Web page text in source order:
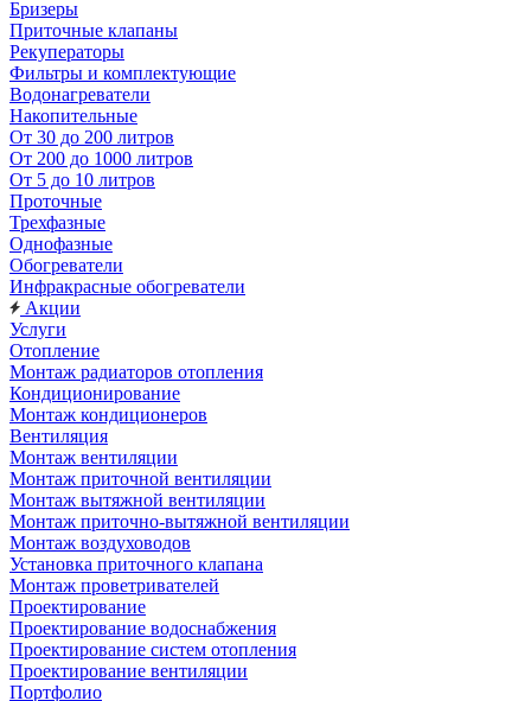
Бризеры
Приточные клапаны
Рекуператоры
Фильтры и комплектующие
Водонагреватели
Накопительные
От 30 до 200 литров
От 200 до 1000 литров
От 5 до 10 литров
Проточные
Трехфазные
Однофазные
Обогреватели
Инфракрасные обогреватели
Акции
Услуги
Отопление
Монтаж радиаторов отопления
Кондиционирование
Монтаж кондиционеров
Вентиляция
Монтаж вентиляции
Монтаж приточной вентиляции
Монтаж вытяжной вентиляции
Монтаж приточно-вытяжной вентиляции
Монтаж воздуховодов
Установка приточного клапана
Монтаж проветривателей
Проектирование
Проектирование водоснабжения
Проектирование систем отопления
Проектирование вентиляции
Портфолио